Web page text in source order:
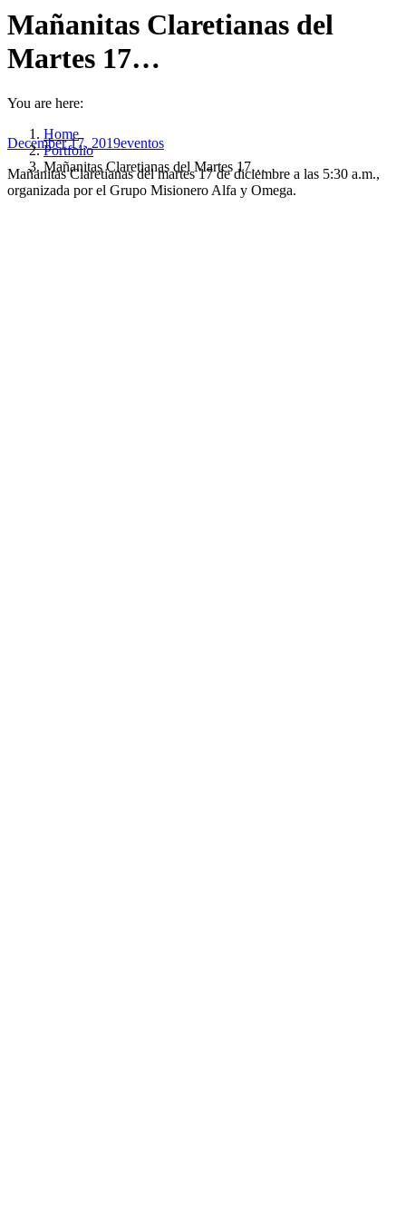
Mañanitas Claretianas del
Martes 17…
You are here:
Home
Portfolio
Mañanitas Claretianas del Martes 17…
December 17, 2019eventos
Mañanitas Claretianas del martes 17 de diciembre a las 5:30 a.m.,
organizada por el Grupo Misionero Alfa y Omega.